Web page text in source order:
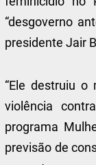
“desgoverno
presidente Jair
“Ele destruiu o
violência
programa
previsão de